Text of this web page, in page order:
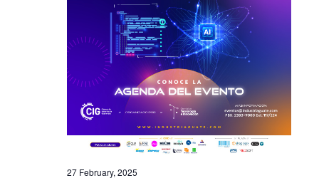
27 February, 2025